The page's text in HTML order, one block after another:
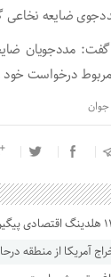
مددجویان
درخواست خود
جوان
آمریکا از منطقه